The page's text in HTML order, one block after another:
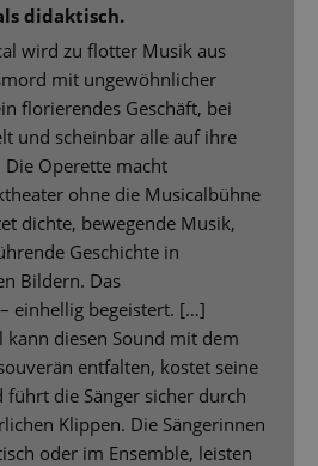
didaktisch.
wird zu flotter Musik aus
mit ungewöhnlicher
florierendes Geschäft, bei
und scheinbar alle auf ihre
Operette macht
ohne die Musicalbühne
dichte, bewegende Musik,
Geschichte in
Bildern. Das
einhellig begeistert. […]
kann diesen Sound mit dem
entfalten, kostet seine
die Sänger sicher durch
Klippen. Die Sängerinnen
oder im Ensemble, leisten